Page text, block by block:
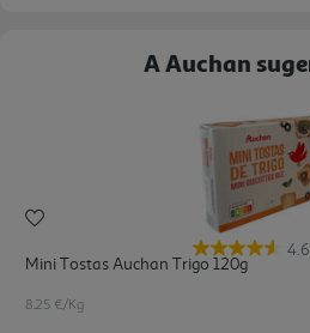
A Auchan
4.6
Mini Tostas Auchan Trigo 120g
8.25 €/Kg